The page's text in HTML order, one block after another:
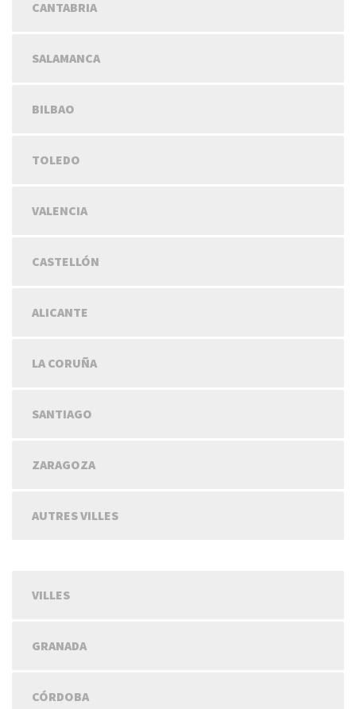
CANTABRIA
SALAMANCA
BILBAO
TOLEDO
VALENCIA
CASTELLÓN
ALICANTE
LA CORUÑA
SANTIAGO
ZARAGOZA
AUTRES VILLES
VILLES
GRANADA
CÓRDOBA